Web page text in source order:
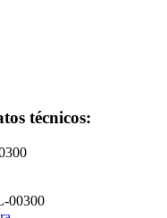
técnicos:
00300